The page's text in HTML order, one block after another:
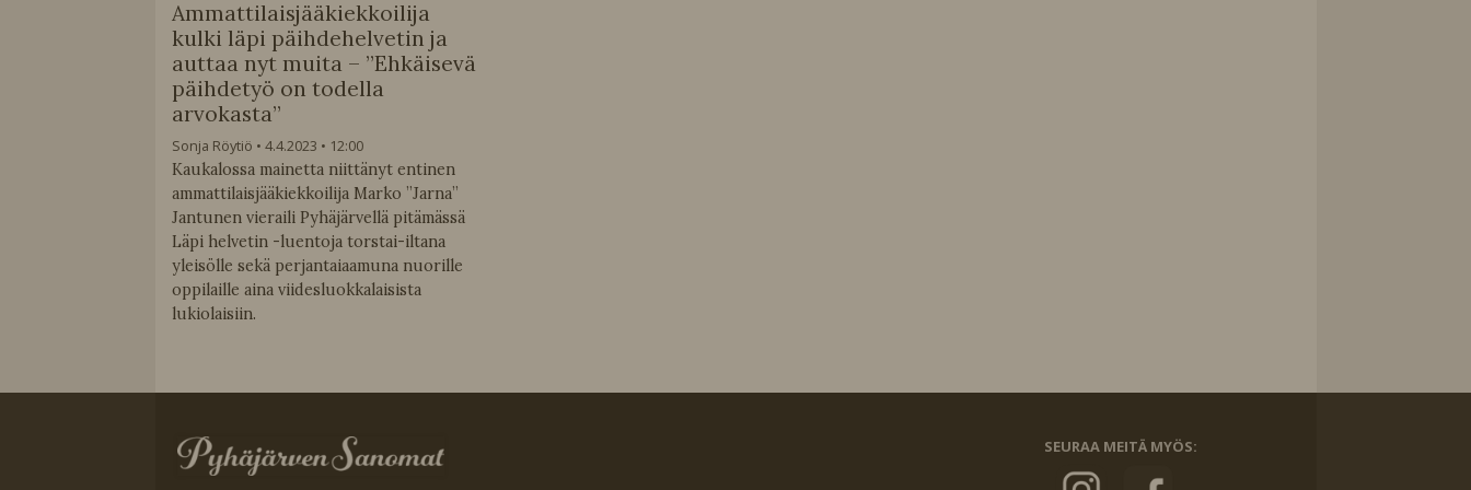
Ammattilaisjääkiekkoilija
kulki läpi päihdehelvetin ja
auttaa nyt muita – ”Ehkäisevä
päihdetyö on todella
arvokasta”
Sonja Röytiö 4.4.2023
12:00
Kaukalossa mainetta niittänyt entinen
ammattilaisjääkiekkoilija Marko ”Jarna”
Jantunen vieraili Pyhäjärvellä pitämässä
Läpi helvetin -luentoja torstai-iltana
yleisölle sekä perjantaiaamuna nuorille
oppilaille aina viidesluokkalaisista
lukiolaisiin.
SEURAA MEITÄ MYÖS: